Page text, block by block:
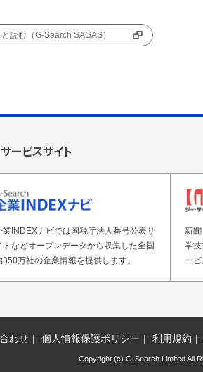
と読む（G-Search SAGAS）
サービスサイト
業INDEXナビでは国税庁法人番号公表サ
トなどオープンデータから収集した全国
350万社の企業情報を提供します。
新
学
ービ
わせ 個人情報保護ポリシー 利用規約
Copyright (c) G-Search Limited All